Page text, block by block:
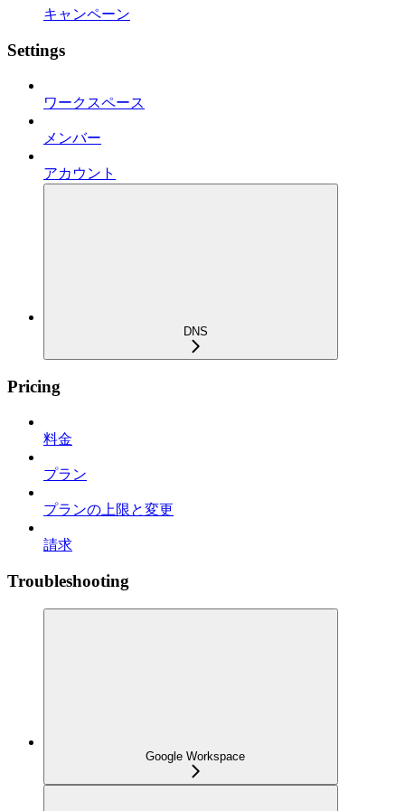
キャンペーン
Settings
ワークスペース
メンバー
アカウント
DNS
Pricing
料金
プラン
プランの上限と変更
請求
Troubleshooting
Google Workspace